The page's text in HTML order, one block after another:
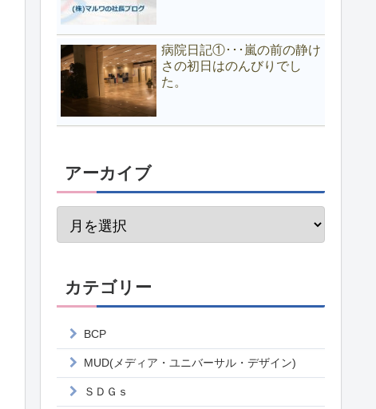
病院日記①･･･嵐の前の静け
さの初日はのんびりでし
た。
アーカイブ
カテゴリー
BCP
MUD(メディア・ユニバーサル・デザイン)
ＳＤＧｓ